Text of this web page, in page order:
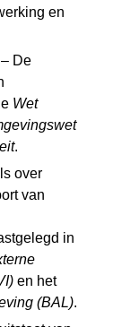
en
De
Wet
.
over
van
in
en het
(BAL).